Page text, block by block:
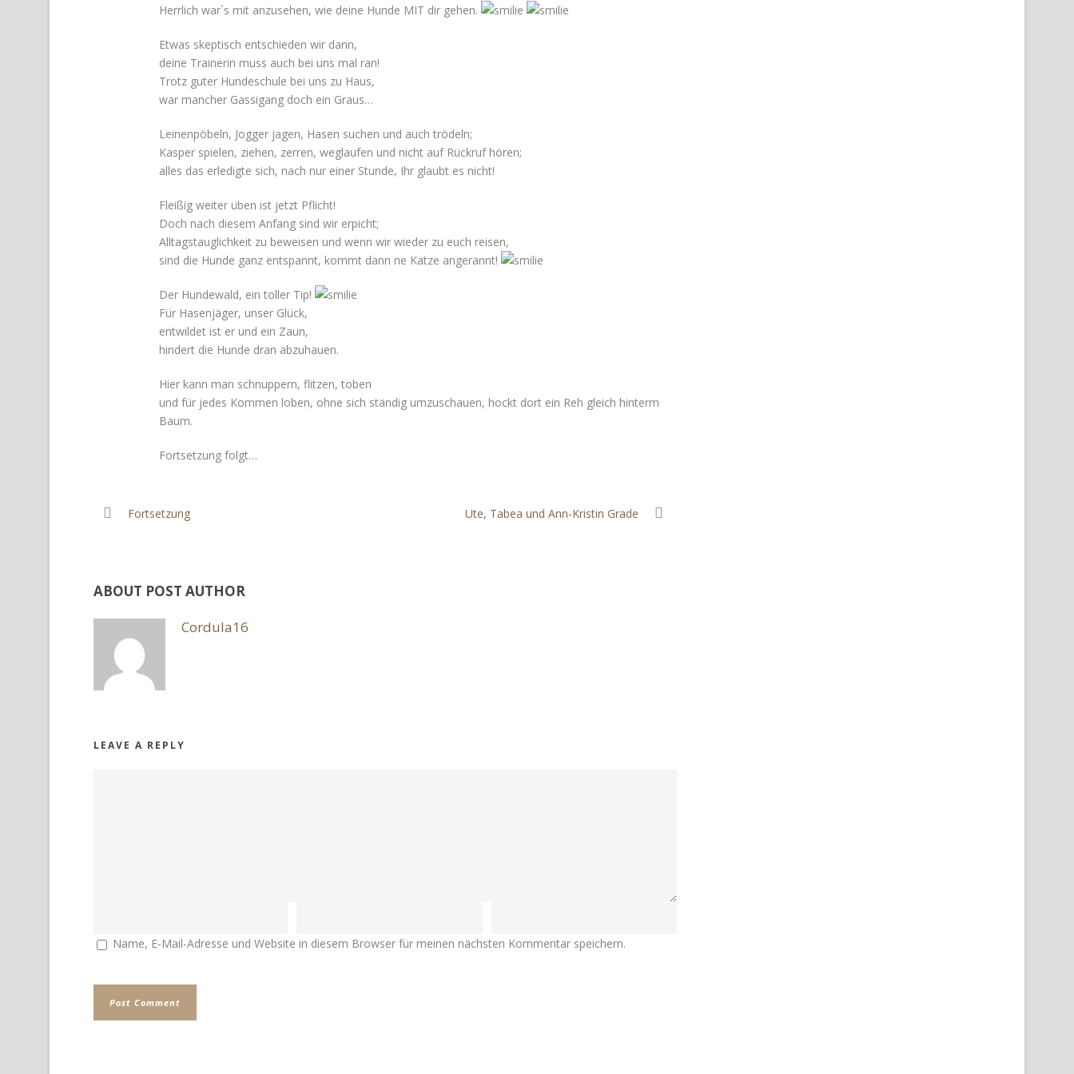
Herrlich war`s mit anzusehen, wie deine Hunde MIT dir gehen.
Etwas skeptisch entschieden wir dann,
deine Trainerin muss auch bei uns mal ran!
Trotz guter Hundeschule bei uns zu Haus,
war mancher Gassigang doch ein Graus…
Leinenpöbeln, Jogger jagen, Hasen suchen und auch trödeln;
Kasper spielen, ziehen, zerren, weglaufen und nicht auf Rückruf hören;
alles das erledigte sich, nach nur einer Stunde, Ihr glaubt es nicht!
Fleißig weiter üben ist jetzt Pflicht!
Doch nach diesem Anfang sind wir erpicht;
Alltagstauglichkeit zu beweisen und wenn wir wieder zu euch reisen,
sind die Hunde ganz entspannt, kommt dann ne Katze angerannt!
Der Hundewald, ein toller Tip!
Für Hasenjäger, unser Glück,
entwildet ist er und ein Zaun,
hindert die Hunde dran abzuhauen.
Hier kann man schnuppern, flitzen, toben
und für jedes Kommen loben, ohne sich ständig umzuschauen, hockt dort ein Reh gleich hinterm
Baum.
Fortsetzung folgt…
Fortsetzung Ute, Tabea und Ann-Kristin Grade
ABOUT POST AUTHOR
Cordula16
LEAVE A REPLY
Name, E-Mail-Adresse und Website in diesem Browser für meinen nächsten Kommentar speichern.